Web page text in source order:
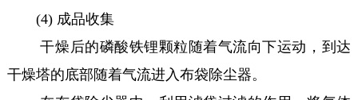
(4) 成品收集
干燥后的磷酸铁锂颗粒随着气流向下运动，到达
干燥塔的底部随着气流进入布袋除尘器。